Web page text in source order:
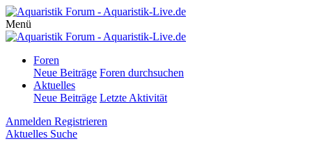
Menü
Foren
Neue Beiträge Foren durchsuchen
Aktuelles
Neue Beiträge Letzte Aktivität
Anmelden Registrieren
Aktuelles Suche